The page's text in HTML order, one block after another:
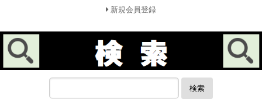
新規会員登録
検索